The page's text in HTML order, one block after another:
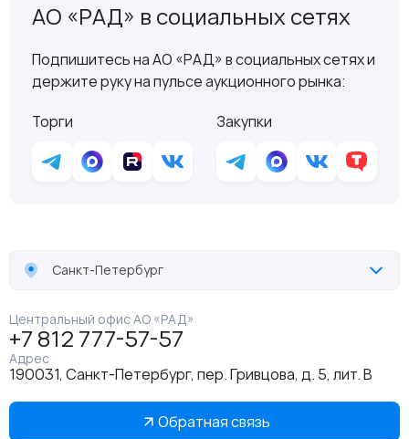
АО «РАД» в социальных сетях
Подпишитесь на АО «РАД» в социальных сетях и
держите руку на пульсе аукционного рынка:
Торги
Закупки
Санкт-Петербург
Центральный офис АО «РАД»
+7 812 777-57-57
Адрес
190031, Санкт-Петербург, пер. Гривцова, д. 5, лит. В
Обратная связь